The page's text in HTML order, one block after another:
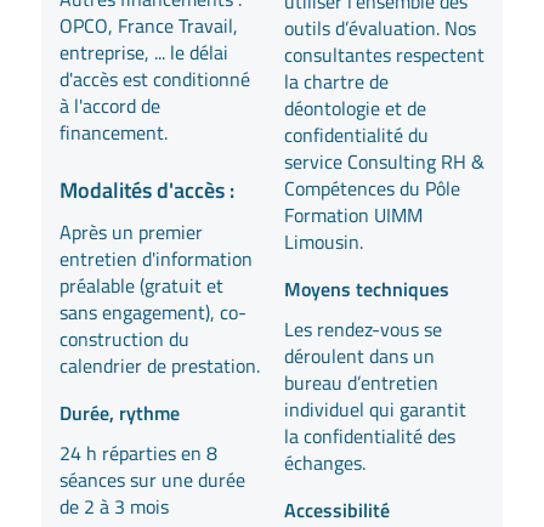
OPCO, France Travail,
entreprise, ... le délai
d'accès est conditionné
à l'accord de
financement.
Modalités d'accès :
Après un premier
entretien d'information
préalable (gratuit et
sans engagement), co-
construction du
calendrier de prestation.
Durée, rythme
24 h réparties en 8
séances sur une durée
de 2 à 3 mois
outils d’évaluation. Nos
consultantes respectent
la chartre de
déontologie et de
confidentialité du
service Consulting RH &
Compétences du Pôle
Formation UIMM
Limousin.
Moyens techniques
Les rendez-vous se
déroulent dans un
bureau d’entretien
individuel qui garantit
la confidentialité des
échanges.
Accessibilité